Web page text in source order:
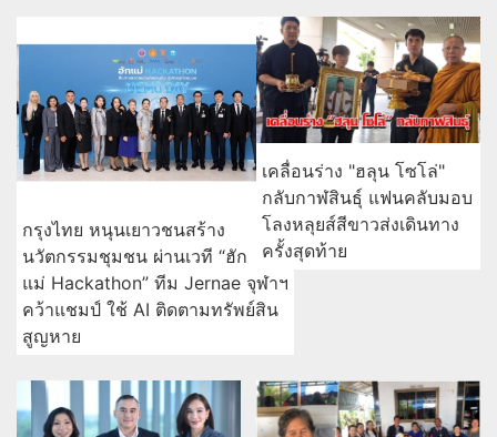
กรุงไทย หนุนเยาวชนสร้าง
นวัตกรรมชุมชน ผ่านเวที “ฮัก
แม่ Hackathon” ทีม Jernae จุฬาฯ
คว้าแชมป์ ใช้ AI ติดตามทรัพย์สิน
สูญหาย
เคลื่อนร่าง "ฮลุน โซโล่"
กลับกาฬสินธุ์ แฟนคลับมอบ
โลงหลุยส์สีขาวส่งเดินทาง
ครั้งสุดท้าย